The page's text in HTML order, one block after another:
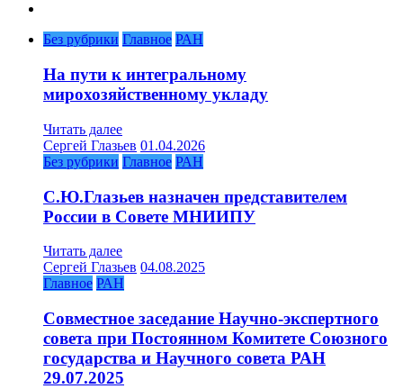
Без рубрики Главное РАН
На пути к интегральному
мирохозяйственному укладу
Читать далее
Сергей Глазьев 01.04.2026
Без рубрики Главное РАН
С.Ю.Глазьев назначен представителем
России в Совете МНИИПУ
Читать далее
Сергей Глазьев 04.08.2025
Главное РАН
Совместное заседание Научно-экспертного
совета при Постоянном Комитете Союзного
государства и Научного совета РАН
29.07.2025